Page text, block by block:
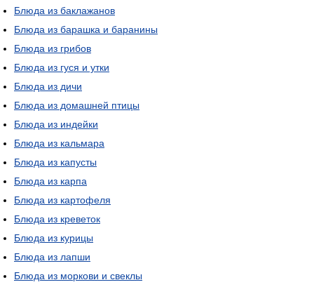
Блюда из баклажанов
Блюда из барашка и баранины
Блюда из грибов
Блюда из гуся и утки
Блюда из дичи
Блюда из домашней птицы
Блюда из индейки
Блюда из кальмара
Блюда из капусты
Блюда из карпа
Блюда из картофеля
Блюда из креветок
Блюда из курицы
Блюда из лапши
Блюда из моркови и свеклы